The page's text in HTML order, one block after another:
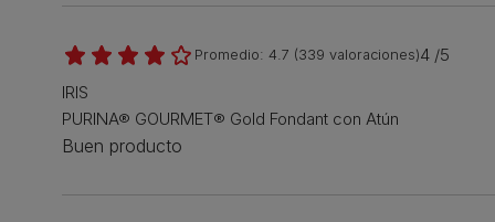
Promedio: 4.7 (339 valoraciones)4 /5
IRIS
PURINA® GOURMET® Gold Fondant con Atún
Buen producto